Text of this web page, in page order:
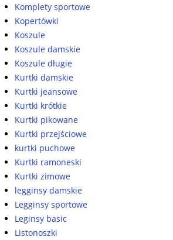
Komplety sportowe
Kopertówki
Koszule
Koszule damskie
Koszule długie
Kurtki damskie
Kurtki jeansowe
Kurtki krótkie
Kurtki pikowane
Kurtki przejściowe
kurtki puchowe
Kurtki ramoneski
Kurtki zimowe
legginsy damskie
Legginsy sportowe
Leginsy basic
Listonoszki